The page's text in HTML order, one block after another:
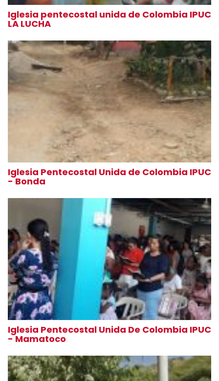
Iglesia pentecostal unida de Colombia IPUC
LA LUCHA
Iglesia Pentecostal Unida de Colombia IPUC
- Bonda
Iglesia Pentecostal Unida De Colombia IPUC
- Mamatoco